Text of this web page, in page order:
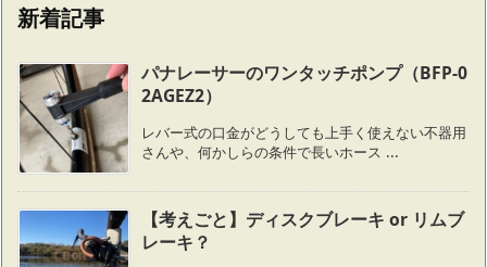
新着記事
パナレーサーのワンタッチポンプ（BFP-0
2AGEZ2）
レバー式の口金がどうしても上手く使えない不器用
さんや、何かしらの条件で長いホース ...
【考えごと】ディスクブレーキ or リムブ
レーキ？